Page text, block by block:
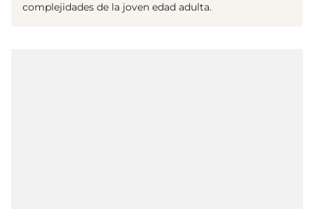
complejidades de la joven edad adulta.